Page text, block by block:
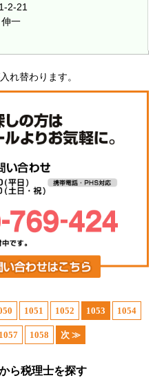
2-21
一
れ替わります。
1051 1052 1053 1054
1057 1058 次 ≫
ら税理士を探す